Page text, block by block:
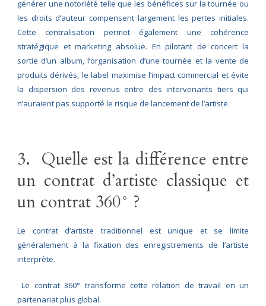
générer une notoriété telle que les bénéfices sur la tournée ou
les droits d’auteur compensent largement les pertes initiales.
Cette centralisation permet également une cohérence
stratégique et marketing absolue. En pilotant de concert la
sortie d’un album, l’organisation d’une tournée et la vente de
produits dérivés, le label maximise l’impact commercial et évite
la dispersion des revenus entre des intervenants tiers qui
n’auraient pas supporté le risque de lancement de l’artiste.
3. Quelle est la différence entre
un contrat d’artiste classique et
un contrat 360° ?
Le contrat d’artiste traditionnel est unique et se limite
généralement à la fixation des enregistrements de l’artiste
interprète.
Le contrat 360° transforme cette relation de travail en un
partenariat plus global.